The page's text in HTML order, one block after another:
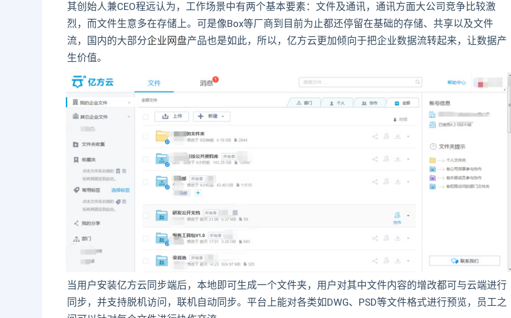
其创始人兼CEO程远认为，工作场景中有两个基本要素：文件及通讯，通讯方面大公司竞争比较激
烈，而文件生意多在存储上。可是像Box等厂商到目前为止都还停留在基础的存储、共享以及文件
流，国内的大部分企业网盘产品也是如此，所以，亿方云更加倾向于把企业数据流转起来，让数据产
生价值。
当用户安装亿方云同步端后，本地即可生成一个文件夹，用户对其中文件内容的增改都可与云端进行
同步，并支持脱机访问，联机自动同步。平台上能对各类如DWG、PSD等文件格式进行预览，员工之